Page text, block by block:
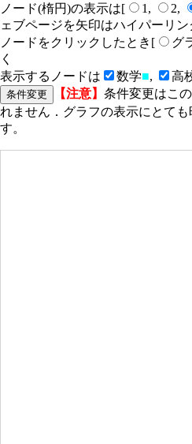
ノード(楕円)の表示は[ 1, 2,
ェブページを矢印はハイパーリン
ノードをクリックしたとき[
グ
く
表示するノードは
数学■, 高
【注意】 条件変更はこ
れません．グラフの表示にとて
す。